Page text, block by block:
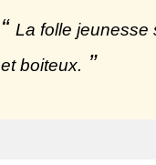
La folle jeunesse
et boiteux.